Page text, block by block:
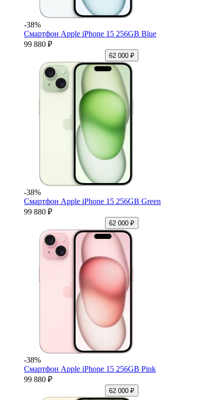
-38%
Смартфон Apple iPhone 15 256GB Blue
99 880 ₽
62 000 ₽
-38%
Смартфон Apple iPhone 15 256GB Green
99 880 ₽
62 000 ₽
-38%
Смартфон Apple iPhone 15 256GB Pink
99 880 ₽
62 000 ₽